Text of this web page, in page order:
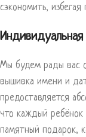
сэкономить,
Мы будем рады вас
вышивка имени и
предоставляется
что каждый ребёнок
памятный подарок,